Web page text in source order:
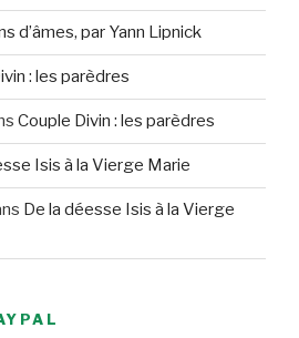
d’âmes, par Yann Lipnick
: les parèdres
Couple Divin : les parèdres
Isis à la Vierge Marie
De la déesse Isis à la Vierge